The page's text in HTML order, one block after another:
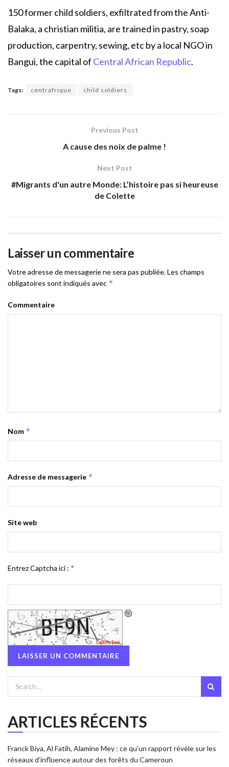
150 former child soldiers, exfiltrated from the Anti-
Balaka, a christian militia, are trained in pastry, soap
production, carpentry, sewing, etc by a local NGO in
Bangui, the capital of Central African Republic.
Tags: centrafrique child soldiers
Previous Post
A cause des noix de palme !
Next Post
#Migrants d'un autre Monde: L’histoire pas si heureuse
de Colette
Laisser un commentaire
Votre adresse de messagerie ne sera pas publiée.Les champs
obligatoires sont indiqués avec *
Commentaire
Nom *
Adresse de messagerie *
Site web
Entrez Captcha ici : *
ARTICLES RÉCENTS
Franck Biya, Al Fatih, Alamine Mey : ce qu’un rapport révèle sur les
réseaux d’influence autour des forêts du Cameroun